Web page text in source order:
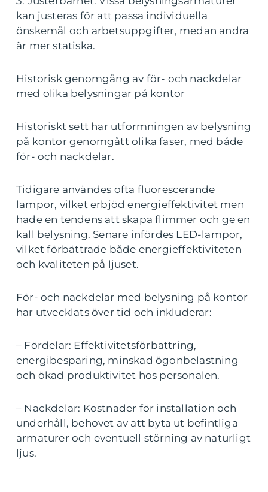
kan justeras för att passa individuella
önskemål och arbetsuppgifter, medan andra
är mer statiska.
Historisk genomgång av för- och nackdelar
med olika belysningar på kontor
Historiskt sett har utformningen av belysning
på kontor genomgått olika faser, med både
för- och nackdelar.
Tidigare användes ofta fluorescerande
lampor, vilket erbjöd energieffektivitet men
hade en tendens att skapa flimmer och ge en
kall belysning. Senare infördes LED-lampor,
vilket förbättrade både energieffektiviteten
och kvaliteten på ljuset.
För- och nackdelar med belysning på kontor
har utvecklats över tid och inkluderar:
– Fördelar: Effektivitetsförbättring,
energibesparing, minskad ögonbelastning
och ökad produktivitet hos personalen.
– Nackdelar: Kostnader för installation och
underhåll, behovet av att byta ut befintliga
armaturer och eventuell störning av naturligt
ljus.